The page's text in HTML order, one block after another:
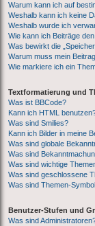
Warum kann ich auf
Weshalb kann ich keine
Weshalb wurde ich
Wie kann ich Beiträge
Was bewirkt die
Warum muss mein
Wie markiere ich ein
Textformatierung und
Was ist BBCode?
Kann ich HTML
Was sind Smilies?
Kann ich Bilder in meine
Was sind globale
Was sind
Was sind wichtige
Was sind geschlossene
Was sind Themen-
Benutzer-Stufen und
Was sind